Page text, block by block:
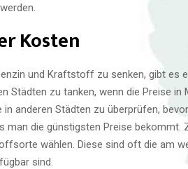
Kosten
und Kraftstoff zu senken, gibt es
Städten zu tanken, wenn die Preise
in anderen Städten zu überprüfen,
man die günstigsten Preise bekommt.
wählen. Diese sind oft die am
sind.